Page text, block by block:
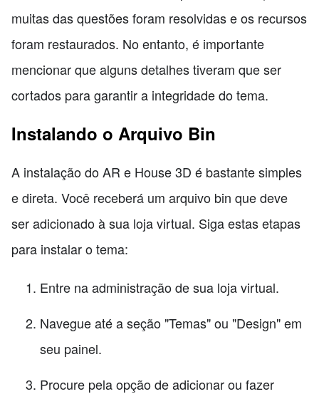
muitas das questões foram resolvidas e os recursos
foram restaurados. No entanto, é importante
mencionar que alguns detalhes tiveram que ser
cortados para garantir a integridade do tema.
Instalando o Arquivo Bin
A instalação do AR e House 3D é bastante simples
e direta. Você receberá um arquivo bin que deve
ser adicionado à sua loja virtual. Siga estas etapas
para instalar o tema:
Entre na administração de sua loja virtual.
Navegue até a seção "Temas" ou "Design" em
seu painel.
Procure pela opção de adicionar ou fazer